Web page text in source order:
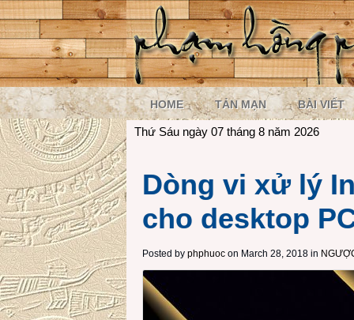
HOME TẢN MẠN BÀI VIẾT
Thứ Sáu ngày 07 tháng 8 năm 2026
Dòng vi xử lý
cho desktop
Posted by phphuoc on March 28, 2018 in